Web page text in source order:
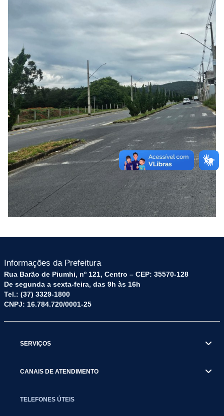
Informações da Prefeitura
Rua Barão de Piumhi, nº 121, Centro – CEP: 35570-128
De segunda a sexta-feira, das 9h às 16h
Tel.: (37) 3329-1800
CNPJ: 16.784.720/0001-25
SERVIÇOS
CANAIS DE ATENDIMENTO
TELEFONES ÚTEIS